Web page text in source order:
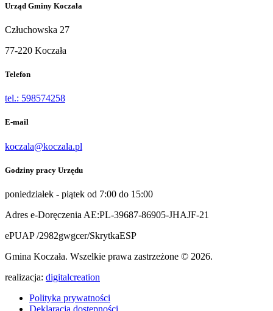
Urząd Gminy Koczała
Człuchowska 27
77-220 Koczała
Telefon
tel.: 598574258
E-mail
koczala@koczala.pl
Godziny pracy Urzędu
poniedziałek - piątek od 7:00 do 15:00
Adres e-Doręczenia AE:PL-39687-86905-JHAJF-21
ePUAP /2982gwgcer/SkrytkaESP
Gmina Koczała. Wszelkie prawa zastrzeżone © 2026.
realizacja: digitalcreation
Polityka prywatności
Deklaracja dostępności